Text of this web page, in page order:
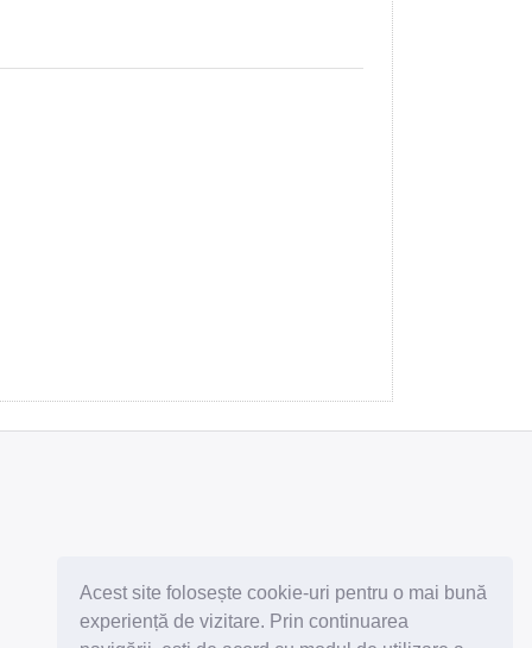
Acest site folosește cookie-uri pentru o mai bună
experiență de vizitare. Prin continuarea